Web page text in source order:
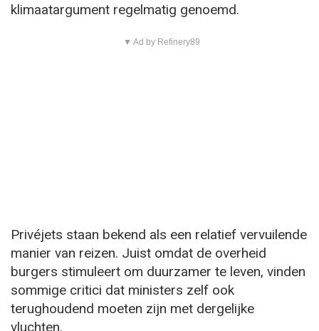
klimaatargument regelmatig genoemd.
▼ Ad by Refinery89
Privéjets staan bekend als een relatief vervuilende
manier van reizen. Juist omdat de overheid
burgers stimuleert om duurzamer te leven, vinden
sommige critici dat ministers zelf ook
terughoudend moeten zijn met dergelijke
vluchten.